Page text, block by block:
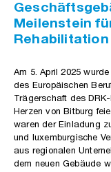
Meilenstein
Am 5. April 2025
des Europäischen
Trägerschaft des
Herzen von Bitburg
waren der Einladung
und luxemburgische
aus regionalen
dem neuen Gebäude